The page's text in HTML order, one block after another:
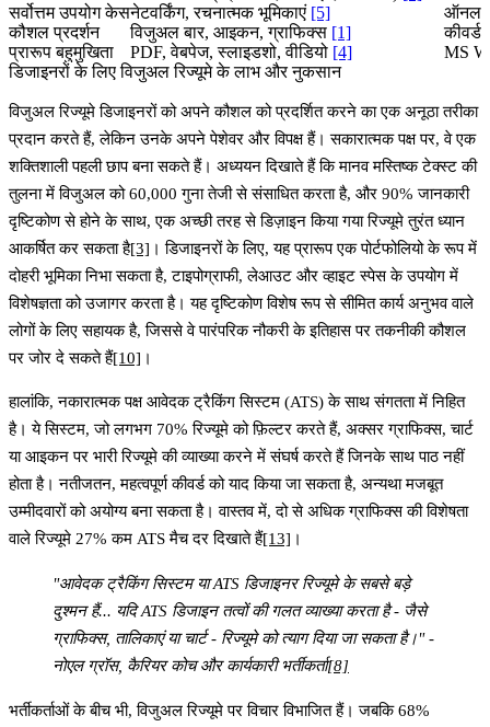
सर्वोत्तम उपयोग केसनेटवर्किंग, रचनात्मक भूमिकाएं [5]
कौशल प्रदर्शन
विजुअल बार, आइकन, ग्राफिक्स [1]
प्रारूप बहुमुखिता
PDF, वेबपेज, स्लाइडशो, वीडियो [4]
MS
डिजाइनरों के लिए विजुअल रिज्यूमे के लाभ और नुकसान
विजुअल रिज्यूमे डिजाइनरों को अपने कौशल को प्रदर्शित करने का एक अनूठा तरीका
प्रदान करते हैं, लेकिन उनके अपने पेशेवर और विपक्ष हैं। सकारात्मक पक्ष पर, वे एक
शक्तिशाली पहली छाप बना सकते हैं। अध्ययन दिखाते हैं कि मानव मस्तिष्क टेक्स्ट की
तुलना में विजुअल को60,000 गुना तेजी सेसंसाधित करता है, और 90% जानकारी
दृष्टिकोण से होने के साथ, एक अच्छी तरह से डिज़ाइन किया गया रिज्यूमे तुरंत ध्यान
आकर्षित कर सकता है[3] । डिजाइनरों के लिए, यह प्रारूप एक पोर्टफोलियो के रूप में
दोहरी भूमिका निभा सकता है, टाइपोग्राफी, लेआउट और व्हाइट स्पेस के उपयोग में
विशेषज्ञता को उजागर करता है। यह दृष्टिकोण विशेष रूप से सीमित कार्य अनुभव वाले
लोगों के लिए सहायक है, जिससे वे पारंपरिक नौकरी के इतिहास पर तकनीकी कौशल
पर जोर दे सकते हैं[10] ।
हालांकि, नकारात्मक पक्ष आवेदक ट्रैकिंग सिस्टम (ATS) के साथ संगतता में निहित
है। ये सिस्टम, जो लगभग 70% रिज्यूमे को फ़िल्टर करते हैं, अक्सर ग्राफिक्स, चार्ट
या आइकन पर भारी रिज्यूमे की व्याख्या करने में संघर्ष करते हैं जिनके साथ पाठ नहीं
होता है। नतीजतन, महत्वपूर्ण कीवर्ड को याद किया जा सकता है, अन्यथा मजबूत
उम्मीदवारों को अयोग्य बना सकता है। वास्तव में, दो से अधिक ग्राफिक्स की विशेषता
वाले रिज्यूमे 27% कम ATS मैच दरदिखाते हैं[13] ।
"आवेदक ट्रैकिंग सिस्टम या ATS डिजाइनर रिज्यूमे के सबसे बड़े
दुश्मन हैं... यदि ATS डिजाइन तत्वों की गलत व्याख्या करता है - जैसे
ग्राफिक्स, तालिकाएं या चार्ट - रिज्यूमे को त्याग दिया जा सकता है।" -
नोएल ग्रॉस, कैरियर कोच और कार्यकारी भर्तीकर्ता[8]
भर्तीकर्ताओं के बीच भी, विजुअल रिज्यूमे पर विचार विभाजित हैं। जबकि68%